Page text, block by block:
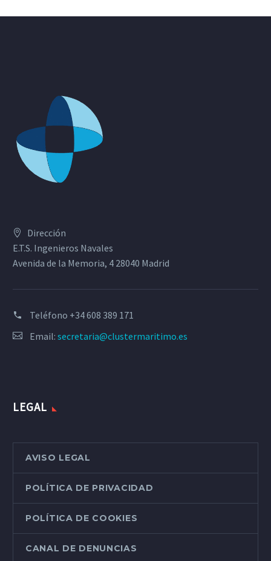
Dirección
E.T.S. Ingenieros Navales
Avenida de la Memoria, 4 28040 Madrid
Teléfono +34 608 389 171
Email: secretaria@clustermaritimo.es
LEGAL
AVISO LEGAL
POLÍTICA DE PRIVACIDAD
POLÍTICA DE COOKIES
CANAL DE DENUNCIAS